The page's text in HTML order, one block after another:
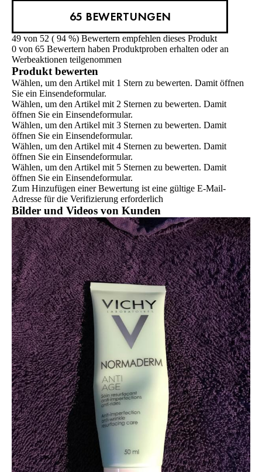
65 BEWERTUNGEN
49 von 52 ( 94 %) Bewertern empfehlen dieses Produkt
0 von 65 Bewertern haben Produktproben erhalten oder an
Werbeaktionen teilgenommen
Produkt bewerten
Wählen, um den Artikel mit 1 Stern zu bewerten. Damit öffnen
Sie ein Einsendeformular.
Wählen, um den Artikel mit 2 Sternen zu bewerten. Damit
öffnen Sie ein Einsendeformular.
Wählen, um den Artikel mit 3 Sternen zu bewerten. Damit
öffnen Sie ein Einsendeformular.
Wählen, um den Artikel mit 4 Sternen zu bewerten. Damit
öffnen Sie ein Einsendeformular.
Wählen, um den Artikel mit 5 Sternen zu bewerten. Damit
öffnen Sie ein Einsendeformular.
Zum Hinzufügen einer Bewertung ist eine gültige E-Mail-
Adresse für die Verifizierung erforderlich
Bilder und Videos von Kunden